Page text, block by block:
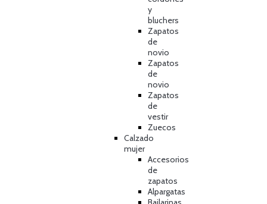
y
bluchers
Zapatos
de
novio
Zapatos
de
novio
Zapatos
de
vestir
Zuecos
Calzado
mujer
Accesorios
de
zapatos
Alpargatas